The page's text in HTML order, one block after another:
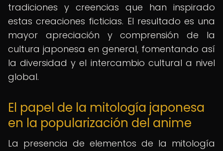
tradiciones y creencias que han inspirado
estas creaciones ficticias. El resultado es una
mayor apreciación y comprensión de la
cultura japonesa en general, fomentando así
la diversidad y el intercambio cultural a nivel
global.
El papel de la mitología japonesa
en la popularización del anime
La presencia de elementos de la mitología